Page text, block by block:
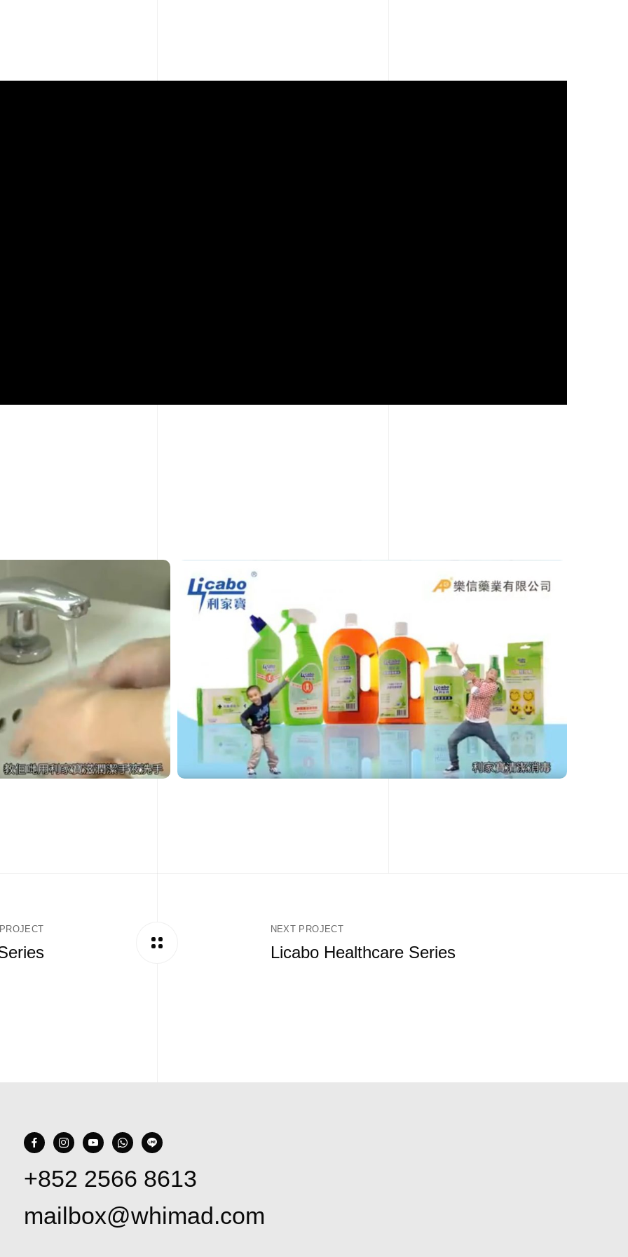
NEXT PROJECT
Licabo Healthcare Series
+852 2566 8613
mailbox@whimad.com